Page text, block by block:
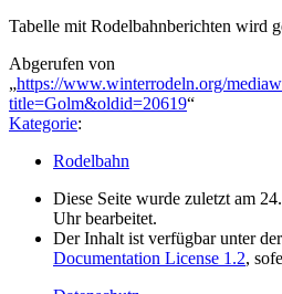
Tabelle mit Rodelbahnberichten wird
Abgerufen von
„https://www.winterrodeln.org/
title=Golm&oldid=20619“
Kategorie:
Rodelbahn
Diese Seite wurde zuletzt am
Uhr bearbeitet.
Der Inhalt ist verfügbar unter
Documentation License 1.2,